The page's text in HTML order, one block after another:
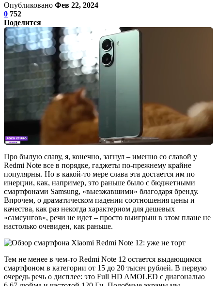
Опубликовано Фев 22, 2024
0 752
Поделится
Про былую славу, я, конечно, загнул – именно со славой у
Redmi Note все в порядке, гаджеты по-прежнему крайне
популярны. Но в какой-то мере слава эта достается им по
инерции, как, например, это раньше было с бюджетными
смартфонами Samsung, «выезжавшими» благодаря бренду.
Впрочем, о драматическом падении соотношения цены и
качества, как раз некогда характерном для дешевых
«самсунгов», речи не идет – просто выигрыш в этом плане не
настолько очевиден, как раньше.
Тем не менее в чем-то Redmi Note 12 остается выдающимся
смартфоном в категории от 15 до 20 тысяч рублей. В первую
очередь речь о дисплее: это Full HD AMOLED с диагональю